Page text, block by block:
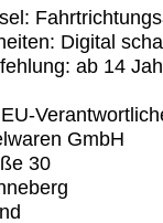
Digital
ab 14
GmbH
30